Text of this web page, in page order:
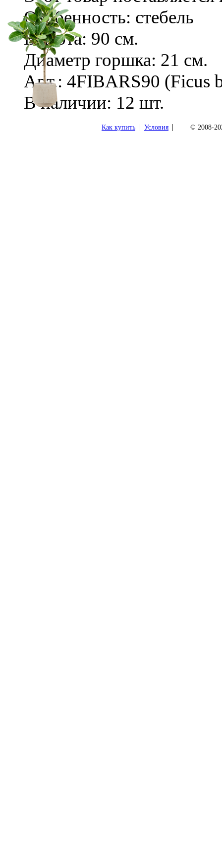
Особенность: стебель
Высота: 90 см.
Диаметр горшка: 21 см.
Арт.: 4FIBARS90 (Ficus
В наличии: 12 шт.
Как купить | Условия | © 2008-